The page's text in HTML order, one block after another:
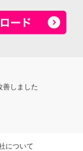
善しました
について